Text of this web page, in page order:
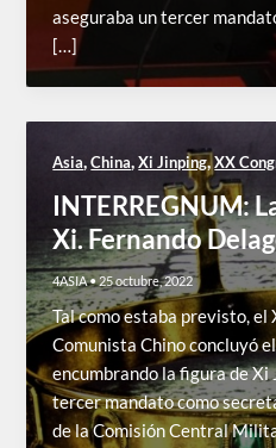
aseguraba un tercer
[…]
Asia,China,Xi Jinping,XX
INTERREGNUM:
Xi. Fernando
4ASIA•25 octubre, 2022
Tal como estaba previsto,
Comunista Chino concluyó
encumbrando la figura de Xi
tercer mandato como
de la Comisión Central